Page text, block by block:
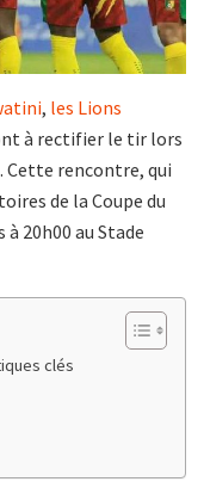
, les Lions
à rectifier le tir lors
Cette rencontre, qui
de la Coupe du
à 20h00 au Stade
clés